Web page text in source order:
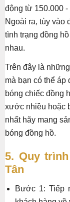
động từ 150.000 -
Ngoài ra, tùy vào
tình trạng đồng
nhau.
Trên đây là
mà bạn có thể áp
bóng chiếc đồng
xước nhiều hoặc
nhất hãy mang
bóng đồng hồ.
5. Quy
Tân
Bước 1: Tiếp